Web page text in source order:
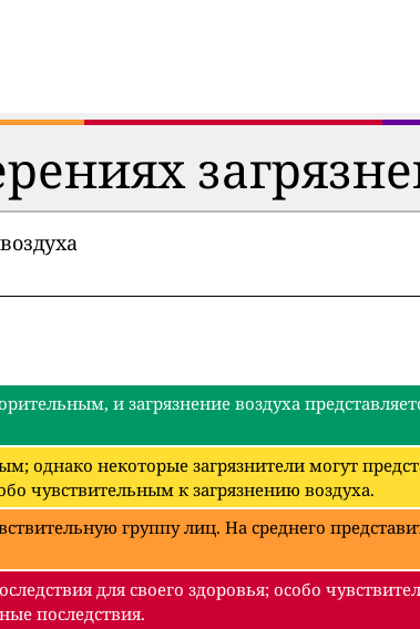
и загрязнение воздуха
однако некоторые загрязнители могут
чувствительным к загрязнению воздуха.
группу лиц. На среднего
для своего здоровья; особо
последствия.